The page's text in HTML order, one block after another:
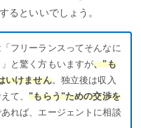
るといいでしょう。
フリーランスってそんなに
と驚く方もいますが、"も
いけません。独立後は収入
て、"もらう"ための交渉を
れば、エージェントに相談